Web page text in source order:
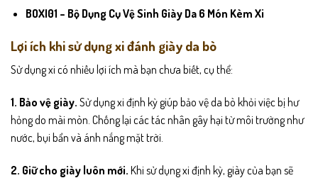
BOXI01 – Bộ Dụng Cụ Vệ Sinh Giày Da 6 Món Kèm Xi
Lợi ích khi sử dụng xi đánh giày da bò
Sử dụng xi có nhiều lợi ích mà bạn chưa biết, cụ thể:
1. Bảo vệ giày. Sử dụng xi định kỳ giúp bảo vệ da bò khỏi việc bị hư
hỏng do mài mòn. Chống lại các tác nhân gây hại từ môi trường như
nước, bụi bẩn và ánh nắng mặt trời.
2. Giữ cho giày luôn mới. Khi sử dụng xi định kỳ, giày của bạn sẽ